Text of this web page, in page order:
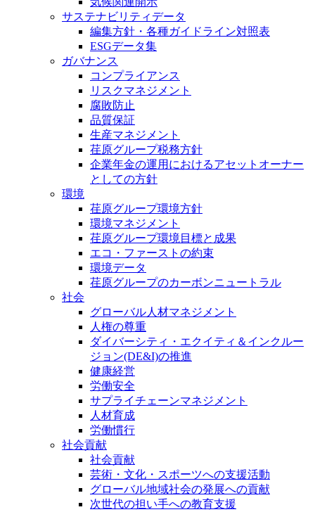
サステナビリティデータ
編集方針・各種ガイドライン対照表
ESGデータ集
ガバナンス
コンプライアンス
リスクマネジメント
腐敗防止
品質保証
生産マネジメント
荏原グループ税務方針
企業年金の運用におけるアセットオーナー
としての方針
環境
荏原グループ環境方針
環境マネジメント
荏原グループ環境目標と成果
エコ・ファーストの約束
環境データ
荏原グループのカーボンニュートラル
社会
グローバル人材マネジメント
人権の尊重
ダイバーシティ・エクイティ＆インクルー
ジョン(DE&I)の推進
健康経営
労働安全
サプライチェーンマネジメント
人材育成
労働慣行
社会貢献
社会貢献
芸術・文化・スポーツへの支援活動
グローバル地域社会の発展への貢献
次世代の担い手への教育支援